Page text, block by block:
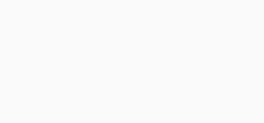
en ‘Issa, j’ai
grâce (Ourania,